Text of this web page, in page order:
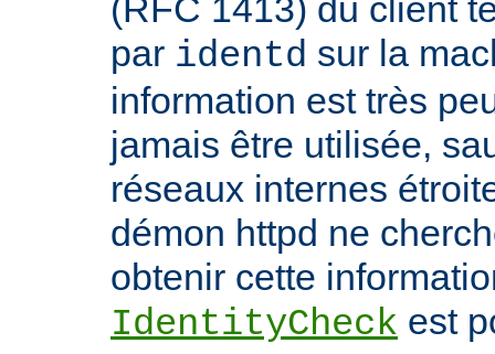
(RFC 1413) du client
par identd sur la
information est très
jamais être utilisée,
réseaux internes
démon httpd ne
obtenir cette
IdentityCheck est